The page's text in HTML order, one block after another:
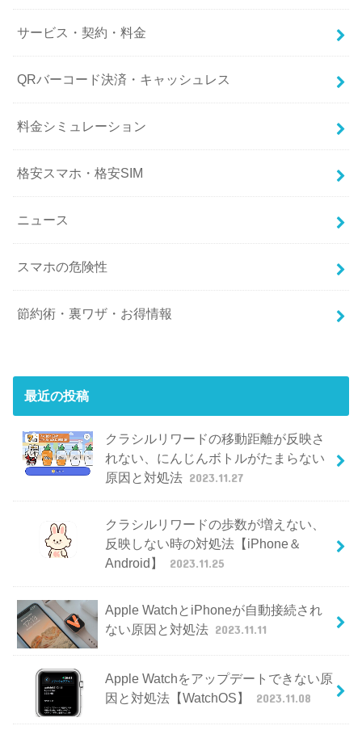
サービス・契約・料金
QRバーコード決済・キャッシュレス
料金シミュレーション
格安スマホ・格安SIM
ニュース
スマホの危険性
節約術・裏ワザ・お得情報
最近の投稿
クラシルリワードの移動距離が反映さ
れない、にんじんボトルがたまらない
原因と対処法 2023.11.27
クラシルリワードの歩数が増えない、
反映しない時の対処法【iPhone＆
Android】
2023.11.25
Apple WatchとiPhoneが自動接続され
ない原因と対処法 2023.11.11
Apple Watchをアップデートできない原
因と対処法【WatchOS】
2023.11.08